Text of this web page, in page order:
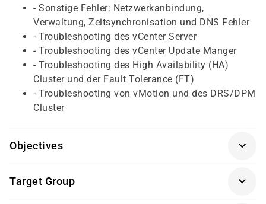
- Sonstige Fehler: Netzwerkanbindung,
Verwaltung, Zeitsynchronisation und DNS Fehler
- Troubleshooting des vCenter Server
- Troubleshooting des vCenter Update Manger
- Troubleshooting des High Availability (HA)
Cluster und der Fault Tolerance (FT)
- Troubleshooting von vMotion und des DRS/DPM
Cluster
Objectives
folgende Vorkenntnisse mitbringen:
Target Group